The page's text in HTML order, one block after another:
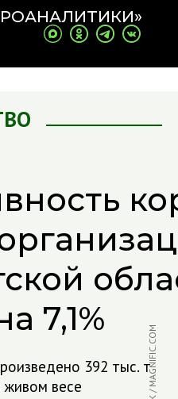
7,1%
392 тыс. т
живом весе